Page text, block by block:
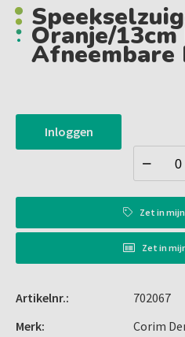
Oranje/
Afneembare
Inloggen
Zet in
Zet in
Artikelnr.:
702067
Merk:
Corim